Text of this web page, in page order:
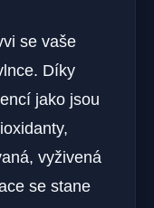
se vaše
Díky
jako jsou
vyživená
se stane